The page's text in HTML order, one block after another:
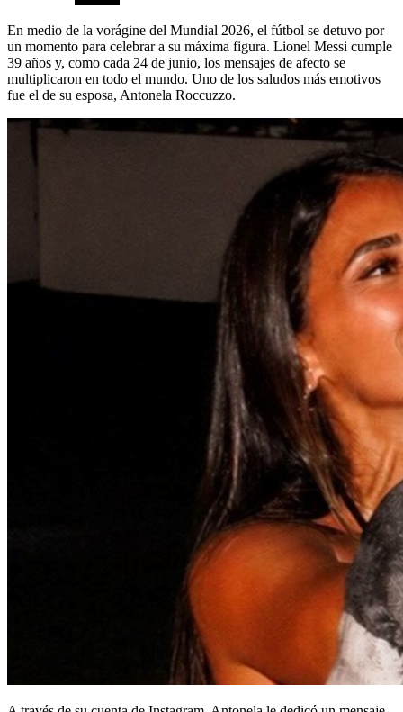
En medio de la vorágine del Mundial 2026, el fútbol se detuvo por
un momento para celebrar a su máxima figura. Lionel Messi cumple
39 años y, como cada 24 de junio, los mensajes de afecto se
multiplicaron en todo el mundo. Uno de los saludos más emotivos
fue el de su esposa, Antonela Roccuzzo.